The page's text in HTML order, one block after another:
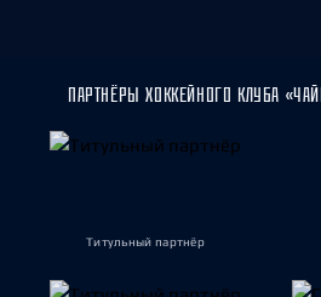
ПАРТНЁРЫ ХОККЕЙНОГО КЛУБА
Титульный партнёр